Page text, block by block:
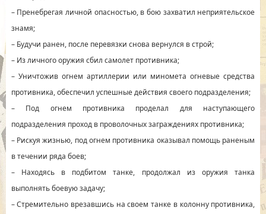
– Пренебрегая личной опасностью, в бою захватил неприятельское
знамя;
– Будучи ранен, после перевязки снова вернулся в строй;
– Из личного оружия сбил самолет противника;
– Уничтожив огнем артиллерии или миномета огневые средства
противника, обеспечил успешные действия своего подразделения;
– Под огнем противника проделал для наступающего
подразделения проход в проволочных заграждениях противника;
– Рискуя жизнью, под огнем противника оказывал помощь раненым
в течении ряда боев;
– Находясь в подбитом танке, продолжал из оружия танка
выполнять боевую задачу;
– Стремительно врезавшись на своем танке в колонну противника,